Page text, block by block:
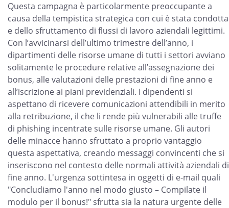
Questa campagna è particolarmente preoccupante a
causa della tempistica strategica con cui è stata condotta
e dello sfruttamento di flussi di lavoro aziendali legittimi.
Con l’avvicinarsi dell’ultimo trimestre dell’anno, i
dipartimenti delle risorse umane di tutti i settori avviano
solitamente le procedure relative all’assegnazione dei
bonus, alle valutazioni delle prestazioni di fine anno e
all’iscrizione ai piani previdenziali. I dipendenti si
aspettano di ricevere comunicazioni attendibili in merito
alla retribuzione, il che li rende più vulnerabili alle truffe
di phishing incentrate sulle risorse umane. Gli autori
delle minacce hanno sfruttato a proprio vantaggio
questa aspettativa, creando messaggi convincenti che si
inseriscono nel contesto delle normali attività aziendali di
fine anno. L'urgenza sottintesa in oggetti di e-mail quali
"Concludiamo l'anno nel modo giusto – Compilate il
modulo per il bonus!" sfrutta sia la natura urgente delle